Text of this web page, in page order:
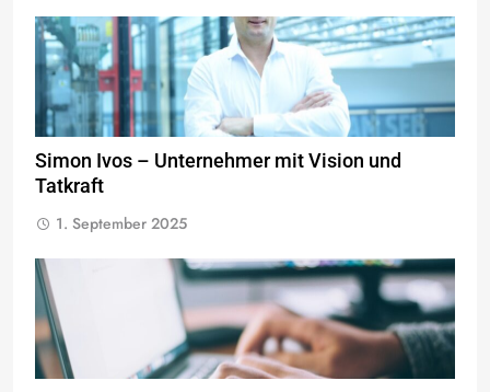
Simon Ivos – Unternehmer mit Vision und
Tatkraft
1. September 2025